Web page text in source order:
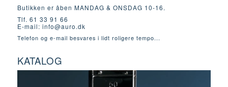
Butikken er åben MANDAG & ONSDAG 10-16.
Tlf. 61 33 91 66
E-mail: info@auro.dk
Telefon og e-mail besvares i lidt roligere tempo...
KATALOG